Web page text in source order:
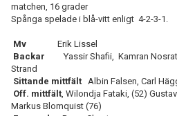
matchen, 16 grader
Spånga spelade i blå-vitt enligt 4-2-3-1.
Mv
Erik Lissel
Backar
Yassir Shafii, Kamran
Strand
Sittande mittfält Albin Falsen, Carl
Off. mittfält, Wilondja Fataki, (52)
Markus Blomquist (76)